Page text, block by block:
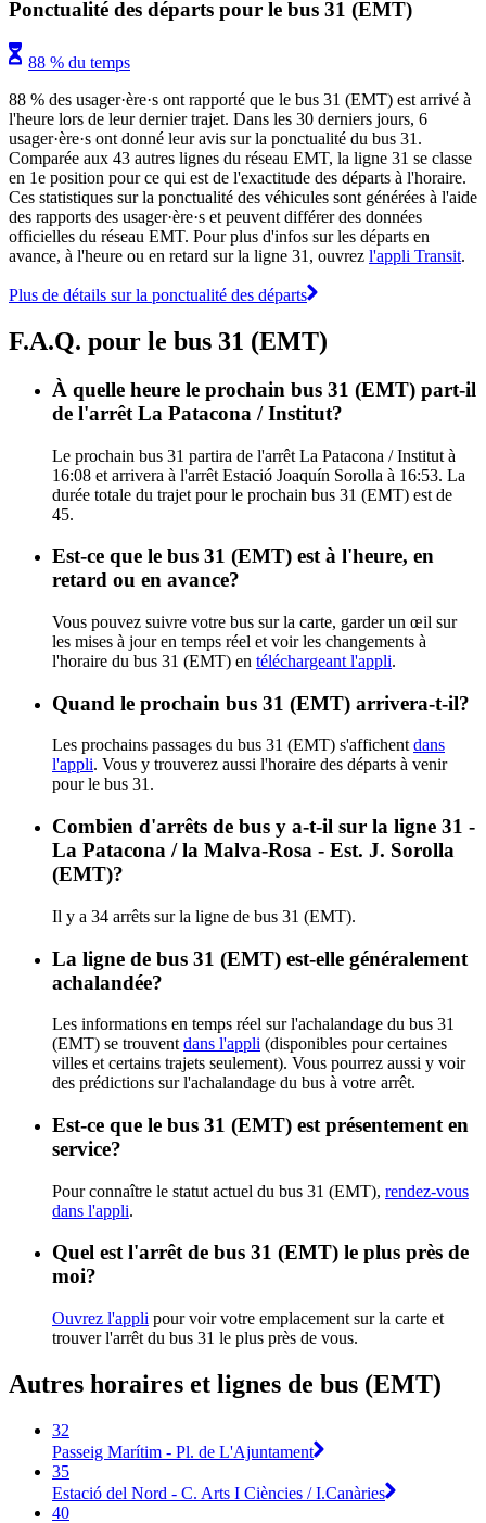
Ponctualité des départs pour le bus 31 (EMT)
88 % du temps
88 % des usager·ère·s ont rapporté que le bus 31 (EMT) est arrivé à
l'heure lors de leur dernier trajet. Dans les 30 derniers jours, 6
usager·ère·s ont donné leur avis sur la ponctualité du bus 31.
Comparée aux 43 autres lignes du réseau EMT, la ligne 31 se classe
en 1e position pour ce qui est de l'exactitude des départs à l'horaire.
Ces statistiques sur la ponctualité des véhicules sont générées à l'aide
des rapports des usager·ère·s et peuvent différer des données
officielles du réseau EMT. Pour plus d'infos sur les départs en
avance, à l'heure ou en retard sur la ligne 31, ouvrez l'appli Transit.
Plus de détails sur la ponctualité des départs
F.A.Q. pour le bus 31 (EMT)
À quelle heure le prochain bus 31 (EMT) part-il
de l'arrêt La Patacona / Institut?
Le prochain bus 31 partira de l'arrêt La Patacona / Institut à
16:08 et arrivera à l'arrêt Estació Joaquín Sorolla à 16:53. La
durée totale du trajet pour le prochain bus 31 (EMT) est de
45.
Est-ce que le bus 31 (EMT) est à l'heure, en
retard ou en avance?
Vous pouvez suivre votre bus sur la carte, garder un œil sur
les mises à jour en temps réel et voir les changements à
l'horaire du bus 31 (EMT) en téléchargeant l'appli.
Quand le prochain bus 31 (EMT) arrivera-t-il?
Les prochains passages du bus 31 (EMT) s'affichent dans
l'appli. Vous y trouverez aussi l'horaire des départs à venir
pour le bus 31.
Combien d'arrêts de bus y a-t-il sur la ligne 31 -
La Patacona / la Malva-Rosa - Est. J. Sorolla
(EMT)?
Il y a 34 arrêts sur la ligne de bus 31 (EMT).
La ligne de bus 31 (EMT) est-elle généralement
achalandée?
Les informations en temps réel sur l'achalandage du bus 31
(EMT) se trouvent dans l'appli (disponibles pour certaines
villes et certains trajets seulement). Vous pourrez aussi y voir
des prédictions sur l'achalandage du bus à votre arrêt.
Est-ce que le bus 31 (EMT) est présentement en
service?
Pour connaître le statut actuel du bus 31 (EMT), rendez-vous
dans l'appli.
Quel est l'arrêt de bus 31 (EMT) le plus près de
moi?
Ouvrez l'appli pour voir votre emplacement sur la carte et
trouver l'arrêt du bus 31 le plus près de vous.
Autres horaires et lignes de bus (EMT)
32
Passeig Marítim - Pl. de L'Ajuntament
35
Estació del Nord - C. Arts I Ciències / I.Canàries
40